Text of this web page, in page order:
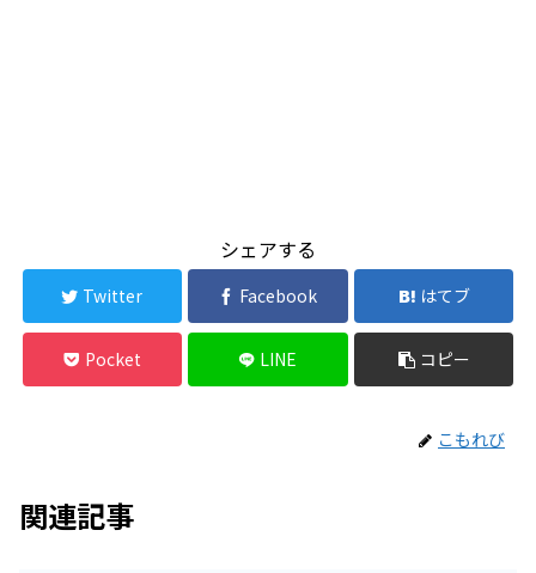
シェアする
Twitter Facebook はてブ
Pocket LINE コピー
こもれび
関連記事